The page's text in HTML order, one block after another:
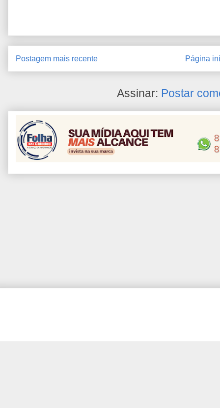
Postagem mais recente Página
Assinar: Postar